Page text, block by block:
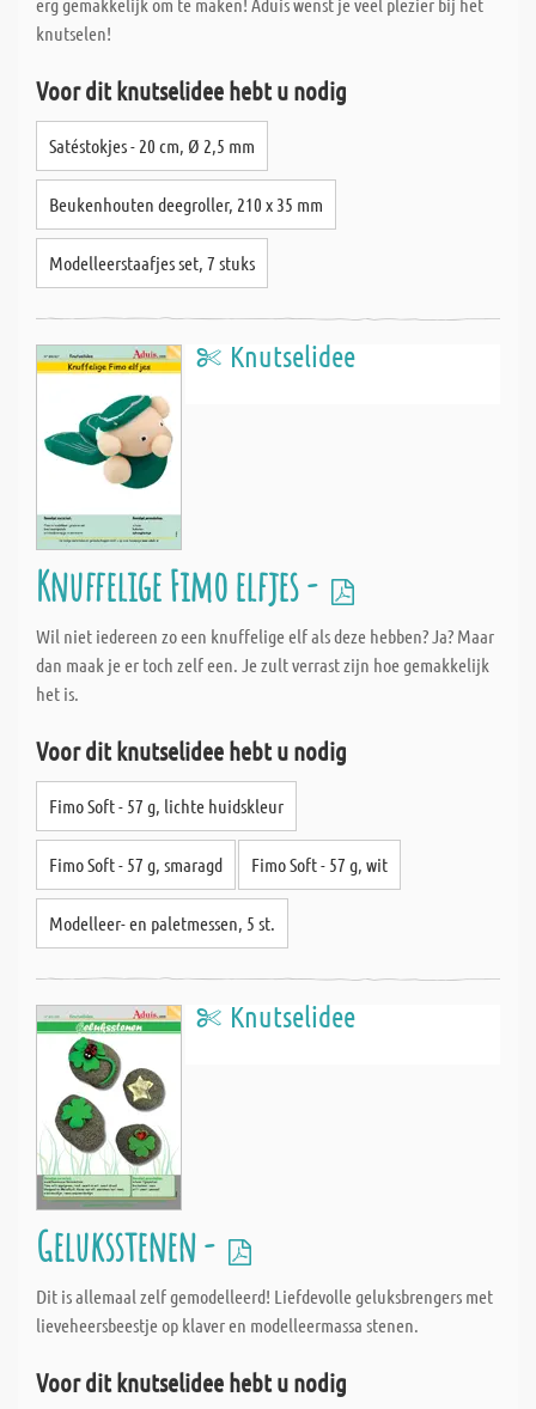
knutselen!
Voor dit knutselidee hebt u nodig
Satéstokjes - 20 cm, Ø 2,5 mm
Beukenhouten deegroller, 210 x 35 mm
Modelleerstaafjes set, 7 stuks
Knutselidee
Knuffelige Fimo elfjes -
Wil niet iedereen zo een knuffelige elf als deze hebben? Ja? Maar
dan maak je er toch zelf een. Je zult verrast zijn hoe gemakkelijk
het is.
Voor dit knutselidee hebt u nodig
Fimo Soft - 57 g, lichte huidskleur
Fimo Soft - 57 g, smaragd Fimo Soft - 57 g, wit
Modelleer- en paletmessen, 5 st.
Knutselidee
Geluksstenen -
Dit is allemaal zelf gemodelleerd! Liefdevolle geluksbrengers met
lieveheersbeestje op klaver en modelleermassa stenen.
Voor dit knutselidee hebt u nodig